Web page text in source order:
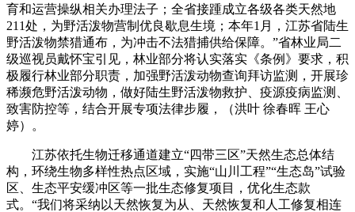
育和运营操纵相关办理法子；全省接踵成立各级各类天然地
211处，为野活泼物营制优良歇息生境；本年1月，江苏省陆生
野活泼物禁猎通布，为冲击不法猎捕供给保障。”省林业局二
级巡视员戴怀宝引见，林业部分将认实落实《条例》要求，积
极履行林业部分职责，加强野活泼动物查询拜访监测，开展珍
稀濒危野活泼动物，做好陆生野活泼物救护、疫源疫病监测、
致害防控等，结合开展专项法律步履，（洪叶 徐春晖 王心
婷）。
江苏依托生物迁移通道建立“四带三区”天然生态总体结
构，环绕生物多样性热点区域，实施“山川工程”“生态岛”试验
区、生态平安缓冲区等一批生态修复项目，优化生态款
式。“我们将采纳以天然恢复为从、天然恢复和人工修复相连